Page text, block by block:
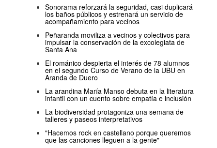
Sonorama reforzará la seguridad, casi duplicará
los baños públicos y estrenará un servicio de
acompañamiento para vecinos
Peñaranda moviliza a vecinos y colectivos para
impulsar la conservación de la excolegiata de
Santa Ana
El románico despierta el interés de 78 alumnos
en el segundo Curso de Verano de la UBU en
Aranda de Duero
La arandina María Manso debuta en la literatura
infantil con un cuento sobre empatía e inclusión
La biodiversidad protagoniza una semana de
talleres y paseos interpretativos
"Hacemos rock en castellano porque queremos
que las canciones lleguen a la gente"